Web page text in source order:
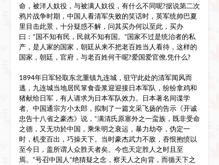
命，被洋人奴役，与被满人奴役，有什么不同呢?据说第二次
鸦片战争时期，中国人看清军失败的笑话时，英军统帅巴夏
里目击此景，十分疑惑不解，问其买办何以至此，买办
曰：“国不知有民，民就不知有国。”国家不过是统治者的私
产，是人家的国家，朝廷从来不把老百姓当人看待，这样的
国家，朝廷，官府，与老百姓何干呢?爱国爱官僚,凭什么?
1894年日军轻取东北重镇九连城，驻守此处的清军闻风而
逃，九连城当地居民箪食壶浆迎迎接日本军队，纷纷拿鸡和
猪献给日军，有人请求为日本军队效力。日本著名间谍学
者、中国通宗方小太郎，拟制了一篇文采飞扬的告示《开诚
忠告十八省之豪杰》说，“满清氏原塞外之一蛮族，既非受命
之德，又无功於中国，乘朱明之衰运，暴力劫夺，伪定一
时，机变百出，巧操天下。当时豪杰武力不敌，吞恨抱愤以
至今日，盖所谓人众胜天者矣。今也天定胜人之时且至
焉。”号召中国人“绝猜疑之念，察天人之向背，而循天下之